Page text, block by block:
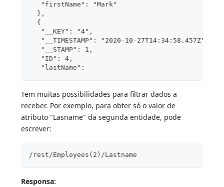
   "firstName": "Mark"
  },
  {
   "__KEY": "4",
   "__TIMESTAMP": "2020-10-27T14:34:58.457Z",
   "__STAMP": 1,
   "ID": 4,
   "lastName":
Tem muitas possibilidades para filtrar dados a
receber. Por exemplo, para obter só o valor de
atributo "Lasname" da segunda entidade, pode
escrever:
/rest/Employees(2)/Lastname
Responsa: